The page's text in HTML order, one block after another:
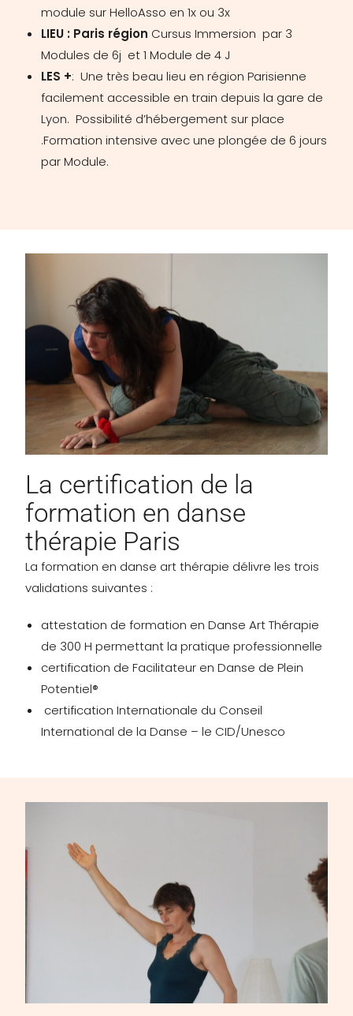
module sur HelloAsso en 1x ou 3x
LIEU : Paris région Cursus Immersion par 3
Modules de 6j et 1 Module de 4 J
LES +: Une très beau lieu en région Parisienne
facilement accessible en train depuis la gare de
Lyon. Possibilité d’hébergement sur place
.Formation intensive avec une plongée de 6 jours
par Module.
La certification de la
formation en danse
thérapie Paris
La formation en danse art thérapie délivre les trois
validations suivantes :
attestation de formation en Danse Art Thérapie
de 300 H permettant la pratiqueprofessionnelle
certification de Facilitateur en Danse de Plein
Potentiel®
certification Internationale du Conseil
International de la Danse – le CID/Unesco